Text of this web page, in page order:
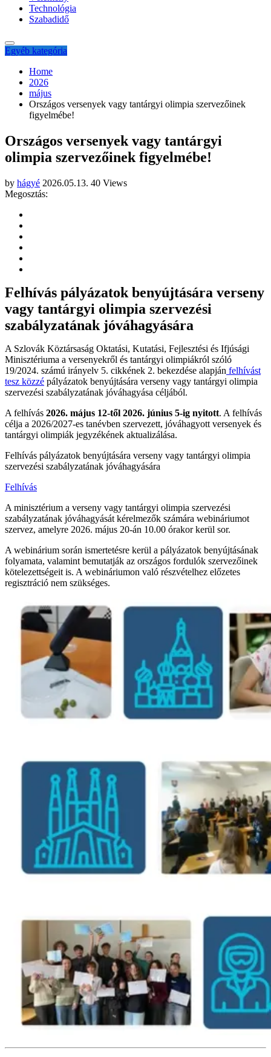
Technológia
Szabadidő
Egyéb kategória
Home
2026
május
Országos versenyek vagy tantárgyi olimpia szervezőinek
figyelmébe!
Országos versenyek vagy tantárgyi
olimpia szervezőinek figyelmébe!
by hágyé 2026.05.13. 40 Views
Megosztás:
Felhívás pályázatok benyújtására verseny
vagy tantárgyi olimpia szervezési
szabályzatának jóváhagyására
A Szlovák Köztársaság Oktatási, Kutatási, Fejlesztési és Ifjúsági
Minisztériuma a versenyekről és tantárgyi olimpiákról szóló
19/2024. számú irányelv 5. cikkének 2. bekezdése alapján felhívást
tesz közzé pályázatok benyújtására verseny vagy tantárgyi olimpia
szervezési szabályzatának jóváhagyása céljából.
A felhívás 2026. május 12-től 2026. június 5-ig nyitott. A felhívás
célja a 2026/2027-es tanévben szervezett, jóváhagyott versenyek és
tantárgyi olimpiák jegyzékének aktualizálása.
Felhívás pályázatok benyújtására verseny vagy tantárgyi olimpia
szervezési szabályzatának jóváhagyására
Felhívás
A minisztérium a verseny vagy tantárgyi olimpia szervezési
szabályzatának jóváhagyását kérelmezők számára webináriumot
szervez, amelyre 2026. május 20-án 10.00 órakor kerül sor.
A webinárium során ismertetésre kerül a pályázatok benyújtásának
folyamata, valamint bemutatják az országos fordulók szervezőinek
kötelezettségeit is. A webináriumon való részvételhez előzetes
regisztráció nem szükséges.